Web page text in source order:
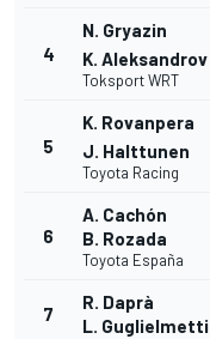
4
N. Gryazin
K. Aleksandrov
Toksport WRT
5
K. Rovanpera
J. Halttunen
Toyota Racing
6
A. Cachón
B. Rozada
Toyota España
7
R. Daprà
L. Guglielmetti